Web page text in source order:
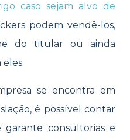
caso sejam alvo de
podem vendê-los,
do titular ou ainda
se encontra em
é possível contar
garante consultorias e